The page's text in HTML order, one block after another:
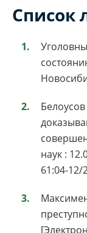
Список
наук :
61:04-12/